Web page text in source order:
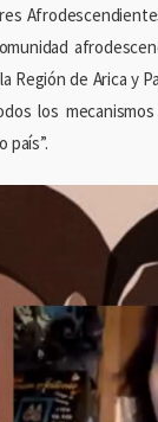
de Arica y
los
país”.